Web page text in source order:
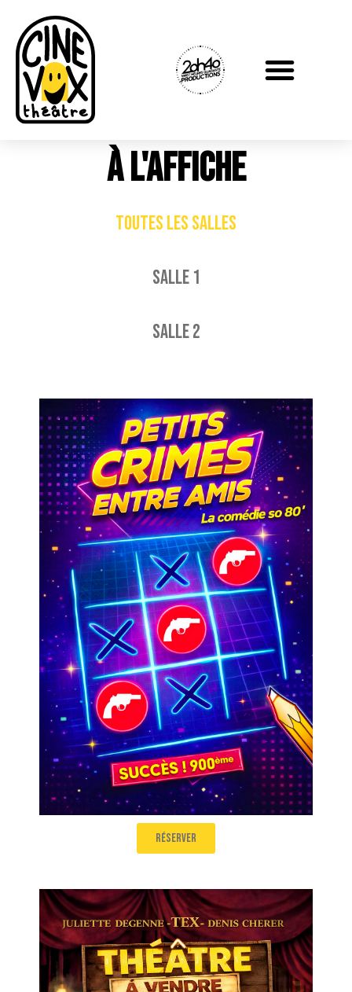
À L'AFFICHe
TOUTES LES SALLES
SALLE 1
SALLE 2
Petits crimes entre amis
Salle 2
21h30
réserver